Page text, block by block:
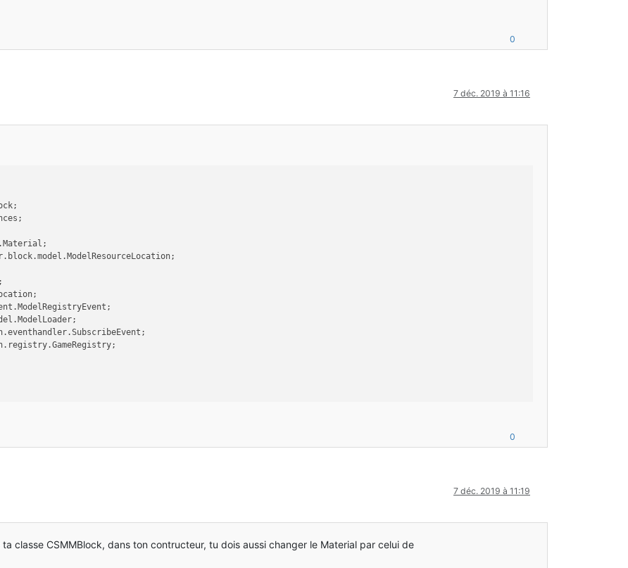
0
7 déc. 2019 à 11:16
0
7 déc. 2019 à 11:19
classe CSMMBlock, dans ton contructeur, tu dois aussi changer le Material par celui de